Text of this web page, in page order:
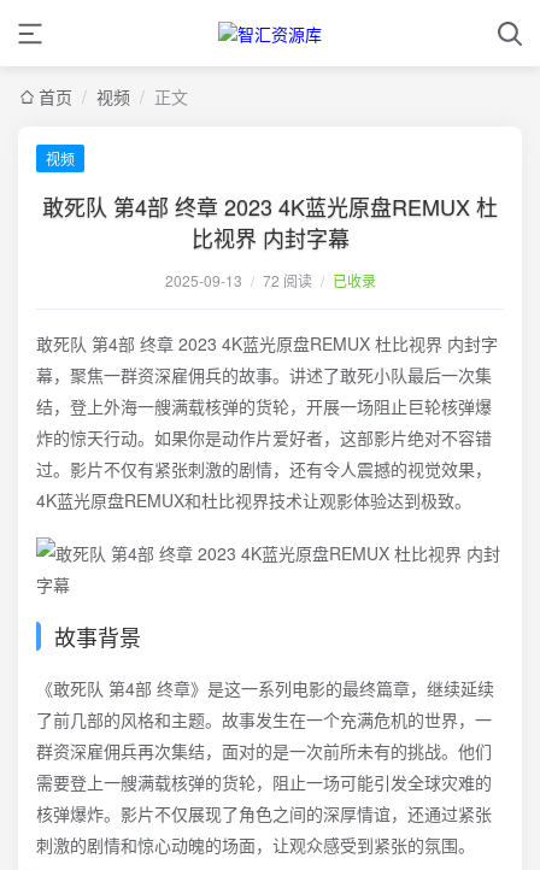
首页 / 视频 / 正文
视频
敢死队 第4部 终章 2023 4K蓝光原盘REMUX 杜
比视界 内封字幕
2025-09-13 / 72 阅读 / 已收录
敢死队 第4部 终章 2023 4K蓝光原盘REMUX 杜比视界 内封字
幕，聚焦一群资深雇佣兵的故事。讲述了敢死小队最后一次集
结，登上外海一艘满载核弹的货轮，开展一场阻止巨轮核弹爆
炸的惊天行动。如果你是动作片爱好者，这部影片绝对不容错
过。影片不仅有紧张刺激的剧情，还有令人震撼的视觉效果，
4K蓝光原盘REMUX和杜比视界技术让观影体验达到极致。
故事背景
《敢死队 第4部 终章》是这一系列电影的最终篇章，继续延续
了前几部的风格和主题。故事发生在一个充满危机的世界，一
群资深雇佣兵再次集结，面对的是一次前所未有的挑战。他们
需要登上一艘满载核弹的货轮，阻止一场可能引发全球灾难的
核弹爆炸。影片不仅展现了角色之间的深厚情谊，还通过紧张
刺激的剧情和惊心动魄的场面，让观众感受到紧张的氛围。